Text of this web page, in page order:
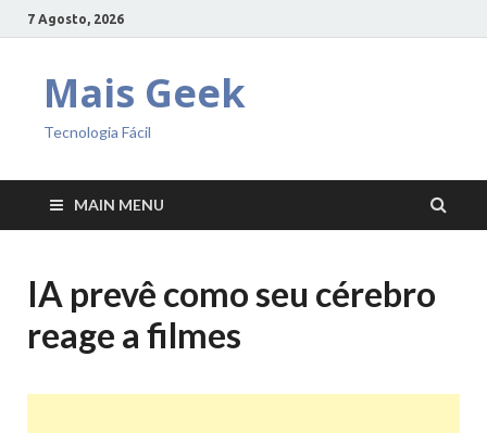
7 Agosto, 2026
Mais Geek
Tecnologia Fácil
MAIN MENU
IA prevê como seu cérebro
reage a filmes